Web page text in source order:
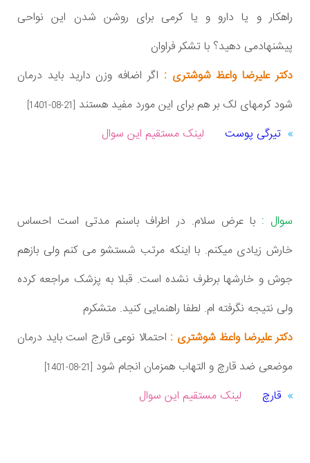
راهکار و یا دارو و یا کرمی برای روشن شدن این نواحی
پیشنهادمی دهید؟ با تشکر فراوان
دکتر علیرضا واعظ شوشتری : اگر اضافه وزن دارید باید درمان
شود کرمهای لک بر هم برای این مورد مفید هستند [1401-08-21]
تیرگی پوست لینک مستقیم این سوال
سوال :با عرض سلام. در اطراف باسنم مدتی است احساس
خارش زیادی میکنم. با اینکه مرتب شستشو می کنم ولی بازهم
جوش و خارشها برطرف نشده است. قبلا به پزشک مراجعه کرده
ولی نتیجه نگرفته ام. لطفا راهنمایی کنید. متشکرم
دکتر علیرضا واعظ شوشتری : احتمالا نوعی قارج است باید درمان
موضعی ضد قارچ و التهاب همزمان انجام شود [1401-08-21]
قارچ لینک مستقیم این سوال